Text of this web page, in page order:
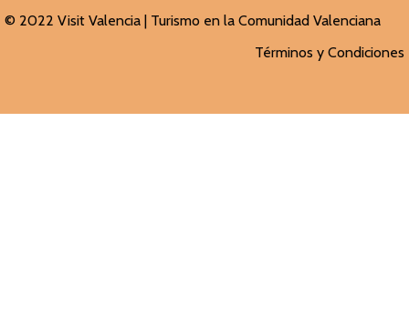
© 2022 Visit Valencia | Turismo en la Comunidad Valenciana
Términos y Condiciones